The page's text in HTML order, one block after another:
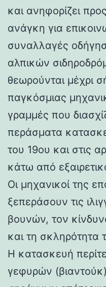
και ανηφορίζει
ανάγκη για
συναλλαγές
αλπικών
θεωρούνται μέχρι
παγκόσμιας
γραμμές που
περάσματα
του 19ου και στις
κάτω από
Οι μηχανικοί της
ξεπεράσουν τις
βουνών, τον
και τη σκληρότητα
Η κατασκευή
γεφυρών